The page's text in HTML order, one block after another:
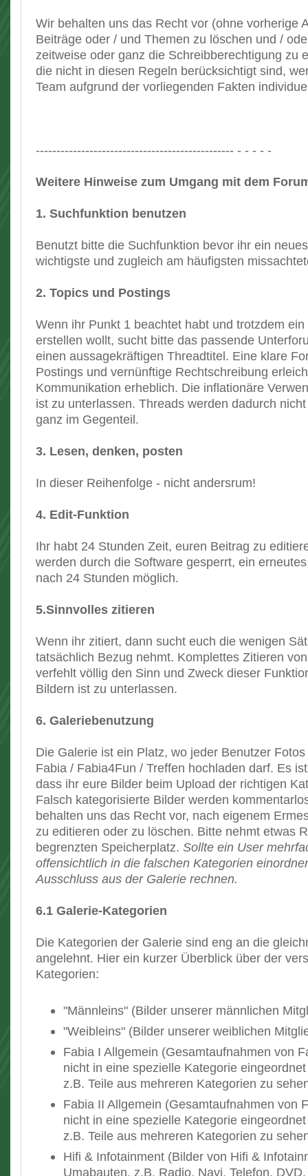
Wir behalten uns das Recht vor (ohne vorherige
Beiträge oder / und Themen zu löschen und /
zeitweise oder ganz die Schreibberechtigung zu
die nicht in diesen Regeln berücksichtigt sind,
Team aufgrund der vorliegenden Fakten
------------------------------------------------ - - - - -
Weitere Hinweise zum Umgang mit dem
1. Suchfunktion benutzen
Benutzt bitte die Suchfunktion bevor ihr ein
wichtigste und zugleich am häufigsten
2. Topics und Postings
Wenn ihr Punkt 1 beachtet habt und trotzdem
erstellen wollt, sucht bitte das passende
einen aussagekräftigen Threadtitel. Eine klare
Postings und vernünftige Rechtschreibung
Kommunikation erheblich. Die inflationäre
ist zu unterlassen. Threads werden dadurch
ganz im Gegenteil.
3. Lesen, denken, posten
In dieser Reihenfolge - nicht andersrum!
4. Edit-Funktion
Ihr habt 24 Stunden Zeit, euren Beitrag zu
werden durch die Software gesperrt, ein
nach 24 Stunden möglich.
5.Sinnvolles zitieren
Wenn ihr zitiert, dann sucht euch die wenigen
tatsächlich Bezug nehmt. Komplettes Zitieren
verfehlt völlig den Sinn und Zweck dieser
Bildern ist zu unterlassen.
6. Galeriebenutzung
Die Galerie ist ein Platz, wo jeder Benutzer
Fabia / Fabia4Fun / Treffen hochladen darf. Es
dass ihr eure Bilder beim Upload der richtigen
Falsch kategorisierte Bilder werden
behalten uns das Recht vor, nach eigenem
zu editieren oder zu löschen. Bitte nehmt etwas
begrenzten Speicherplatz. Sollte ein User
offensichtlich in die falschen Kategorien
Ausschluss aus der Galerie rechnen.
6.1 Galerie-Kategorien
Die Kategorien der Galerie sind eng an die
angelehnt. Hier ein kurzer Überblick über der
Kategorien:
"Männleins" (Bilder unserer männlichen
"Weibleins" (Bilder unserer weiblichen
Fabia I Allgemein (Gesamtaufnahmen von
nicht in eine spezielle Kategorie
z.B. Teile aus mehreren Kategorien zu
Fabia II Allgemein (Gesamtaufnahmen von
nicht in eine spezielle Kategorie
z.B. Teile aus mehreren Kategorien zu
Hifi & Infotainment (Bilder von Hifi &
Umabauten, z.B. Radio, Navi, Telefon,